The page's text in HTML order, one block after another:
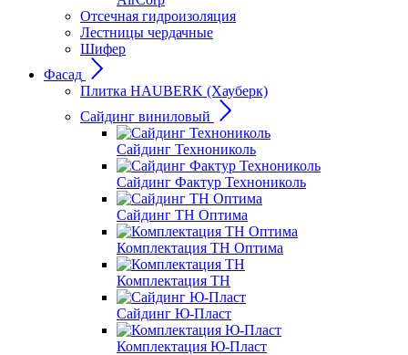
Отсечная гидроизоляция
Лестницы чердачные
Шифер
Фасад
Плитка HAUBERK (Хауберк)
Сайдинг виниловый
Сайдинг Технониколь
Сайдинг Фактур Технониколь
Сайдинг ТН Оптима
Комплектация ТН Оптима
Комплектация ТН
Сайдинг Ю-Пласт
Комплектация Ю-Пласт